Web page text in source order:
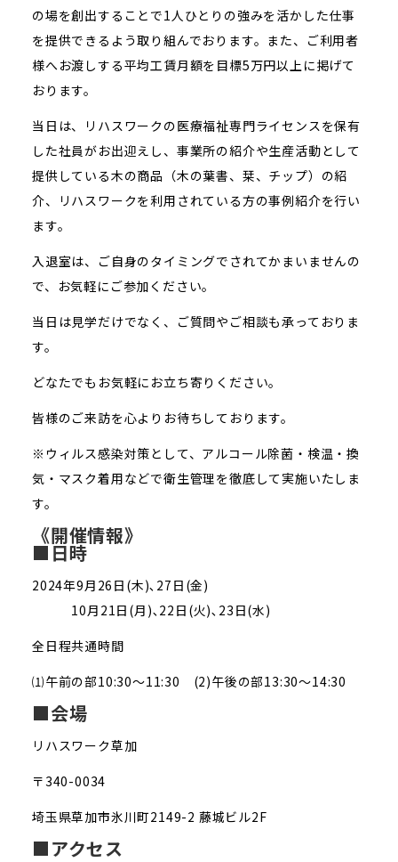
の場を創出することで1人ひとりの強みを活かした仕事
を提供できるよう取り組んでおります。また、ご利用者
様へお渡しする平均工賃月額を目標5万円以上に掲げて
おります。
当日は、リハスワークの医療福祉専門ライセンスを保有
した社員がお出迎えし、事業所の紹介や生産活動として
提供している木の商品（木の葉書、栞、チップ）の紹
介、リハスワークを利用されている方の事例紹介を行い
ます。
入退室は、ご自身のタイミングでされてかまいませんの
で、お気軽にご参加ください。
当日は見学だけでなく、ご質問やご相談も承っておりま
す。
どなたでもお気軽にお立ち寄りください。
皆様のご来訪を心よりお待ちしております。
※ウィルス感染対策として、アルコール除菌・検温・換
気・マスク着用などで衛生管理を徹底して実施いたしま
す。
《開催情報》
■日時
2024年9月26日(木)､27日(金)
10月21日(月)､22日(火)､23日(水)
全日程共通時間
⑴午前の部10:30～11:30 (2)午後の部13:30～14:30
■会場
リハスワーク草加
〒340-0034
埼玉県草加市氷川町2149-2 藤城ビル2F
■アクセス